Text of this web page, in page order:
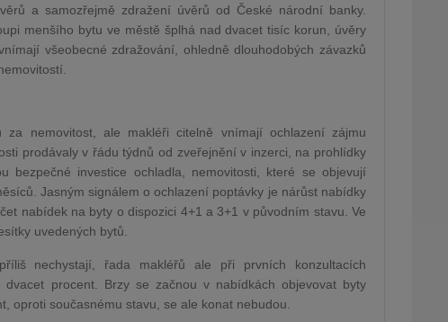
a samozřejmě zdražení úvěrů od České národní banky.
menšího bytu ve městě šplhá nad dvacet tisíc korun, úvěry
všeobecné zdražování, ohledně dlouhodobých závazků
nemovitost, ale makléři citelně vnímají ochlazení zájmu
prodávaly v řádu týdnů od zveřejnění v inzerci, na prohlídky
bezpečné investice ochladla, nemovitosti, které se objevují
Jasným signálem o ochlazení poptávky je nárůst nabídky
nabídek na byty o dispozici 4+1 a 3+1 v původním stavu. Ve
uvedených bytů.
nechystají, řada makléřů ale při prvních konzultacích
procent. Brzy se začnou v nabídkách objevovat byty
oproti současnému stavu, se ale konat nebudou.